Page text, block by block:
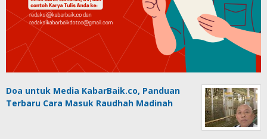
Doa untuk Media KabarBaik.co, Panduan
Terbaru Cara Masuk Raudhah Madinah